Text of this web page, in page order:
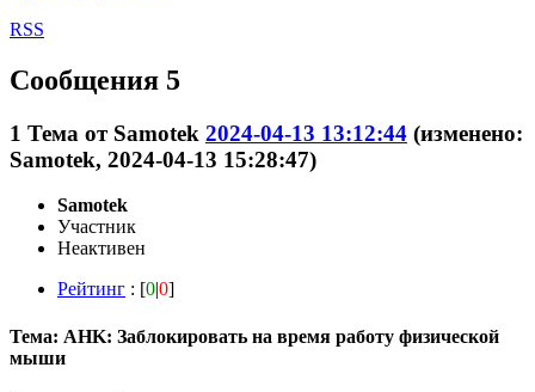
RSS
Сообщения 5
1 Тема от Samotek 2024-04-13 13:12:44 (изменено:
Samotek, 2024-04-13 15:28:47)
Samotek
Участник
Неактивен
Рейтинг : [0|0]
Тема: AHK: Заблокировать на время работу физической
мыши